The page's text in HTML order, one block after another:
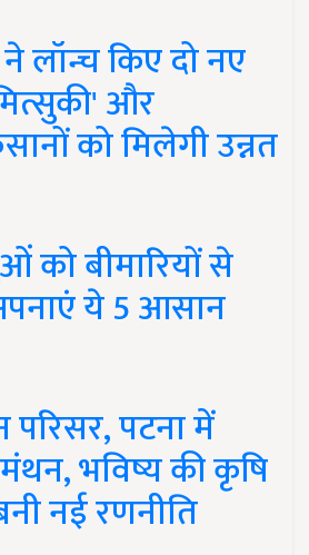
लॉन्च किए दो नए
और
को मिलेगी उन्नत
को बीमारियों से
ये 5 आसान
पटना में
भविष्य की कृषि
नई रणनीति